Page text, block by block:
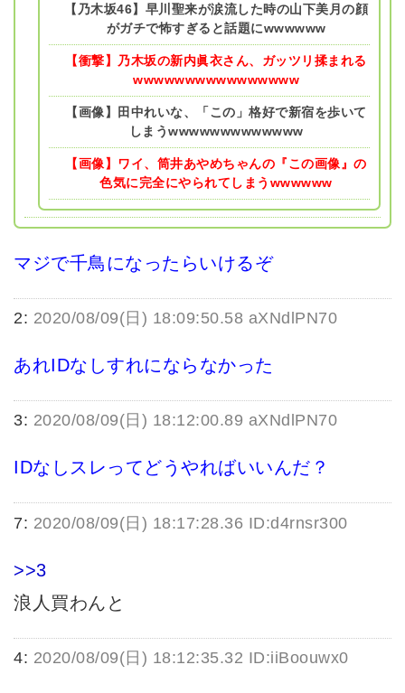
【乃木坂46】早川聖来が涙流した時の山下美月の顔
がガチで怖すぎると話題にwwwwww
【衝撃】乃木坂の新内眞衣さん、ガッツリ揉まれる
wwwwwwwwwwwwwwww
【画像】田中れいな、「この」格好で新宿を歩いて
しまうwwwwwwwwwwwww
【画像】ワイ、筒井あやめちゃんの『この画像』の
色気に完全にやられてしまうwwwwww
マジで千鳥になったらいけるぞ
2: 2020/08/09(日) 18:09:50.58 aXNdlPN70
あれIDなしすれにならなかった
3: 2020/08/09(日) 18:12:00.89 aXNdlPN70
IDなしスレってどうやればいいんだ？
7: 2020/08/09(日) 18:17:28.36 ID:d4rnsr300
>>3
浪人買わんと
4: 2020/08/09(日) 18:12:35.32 ID:iiBoouwx0